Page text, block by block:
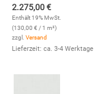
0 out of 5
2.275,00€
Enthält 19% MwSt.
(130,00 € / 1 m²)
zzgl. Versand
Lieferzeit: ca. 3-4 Werktage